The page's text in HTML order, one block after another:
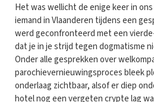
Het was wellicht de enige keer in
iemand in Vlaanderen tijdens een
werd geconfronteerd met een
dat je in je strijd tegen dogmatisme
Onder alle gesprekken over
parochievernieuwingsproces bleek
onderlaag zichtbaar, alsof er diep
hotel nog een vergeten crypte lag